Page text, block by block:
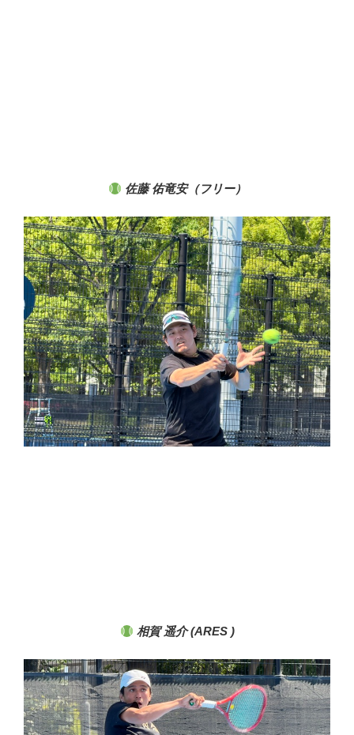
佐藤 佑竜安（フリー）
相賀 遥介 (ARES )